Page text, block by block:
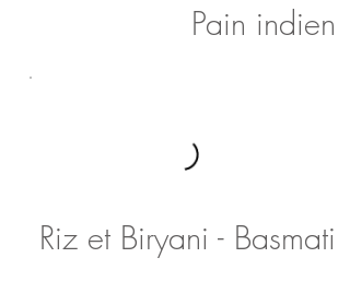
Pain indien
Riz et Biryani - Basmati